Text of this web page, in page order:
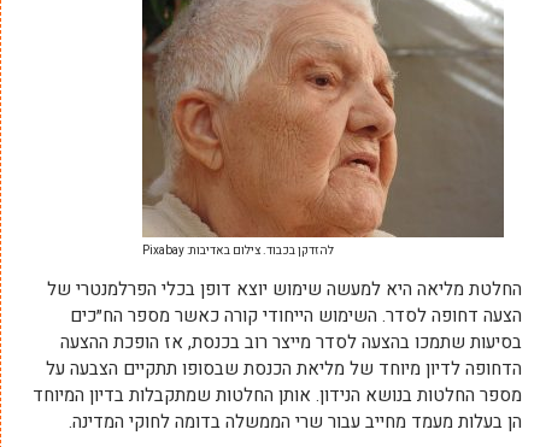
להזדקן בכבוד. צילום באדיבות: Pixabay
החלטת מליאה היא למעשה שימוש יוצא דופן בכלי הפרלמנטרי של
הצעה דחופה לסדר. השימוש הייחודי קורה כאשר מספר הח״כים
בסיעות שתמכו בהצעה לסדר מייצר רוב בכנסת, אז הופכת ההצעה
הדחופה לדיון מיוחד של מליאת הכנסת שבסופו תתקיים הצבעה על
מספר החלטות בנושא הנידון. אותן החלטות שמתקבלות בדיון המיוחד
הן בעלות מעמד מחייב עבור שרי הממשלה בדומה לחוקי המדינה.